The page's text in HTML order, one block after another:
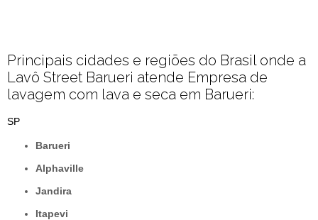
Principais cidades e regiões do Brasil onde a
Lavô Street Barueri atende Empresa de
lavagem com lava e seca em Barueri:
SP
Barueri
Alphaville
Jandira
Itapevi